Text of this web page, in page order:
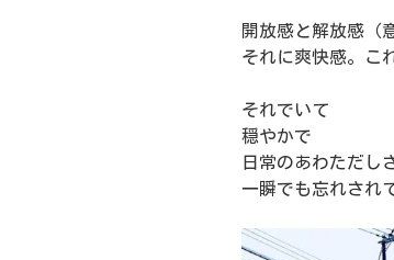
開放感と解放感（
それに爽快感。こ
それでいて
穏やかで
日常のあわただし
一瞬でも忘れされ